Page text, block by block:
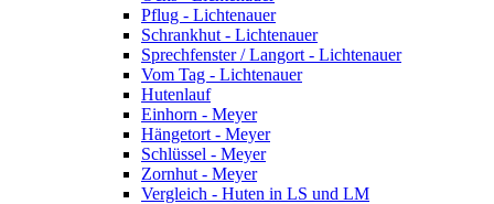
Pflug - Lichtenauer
Schrankhut - Lichtenauer
Sprechfenster / Langort - Lichtenauer
Vom Tag - Lichtenauer
Hutenlauf
Einhorn - Meyer
Hängetort - Meyer
Schlüssel - Meyer
Zornhut - Meyer
Vergleich - Huten in LS und LM